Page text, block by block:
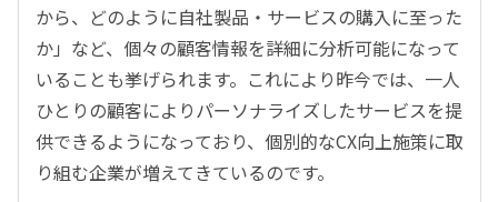
から、どのように自社製品・サービスの購入に至った
か」など、個々の顧客情報を詳細に分析可能になって
いることも挙げられます。これにより昨今では、一人
ひとりの顧客によりパーソナライズしたサービスを提
供できるようになっており、個別的なCX向上施策に取
り組む企業が増えてきているのです。